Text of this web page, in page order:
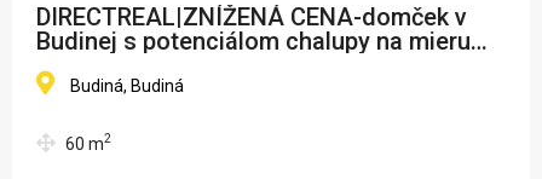
DIRECTREAL|ZNÍŽENÁ CENA-domček v
Budinej s potenciálom chalupy na mieru
obklopenej zeleňou a kľudom
Budiná, Budiná
60 m2